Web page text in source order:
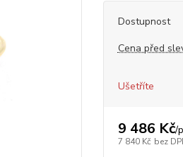
Dostupnost
Cena před
Ušetříte
9 486 Kč/
7 840 Kč bez